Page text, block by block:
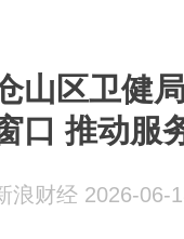
山区卫健
口 推动服
浪财经 2026-06-